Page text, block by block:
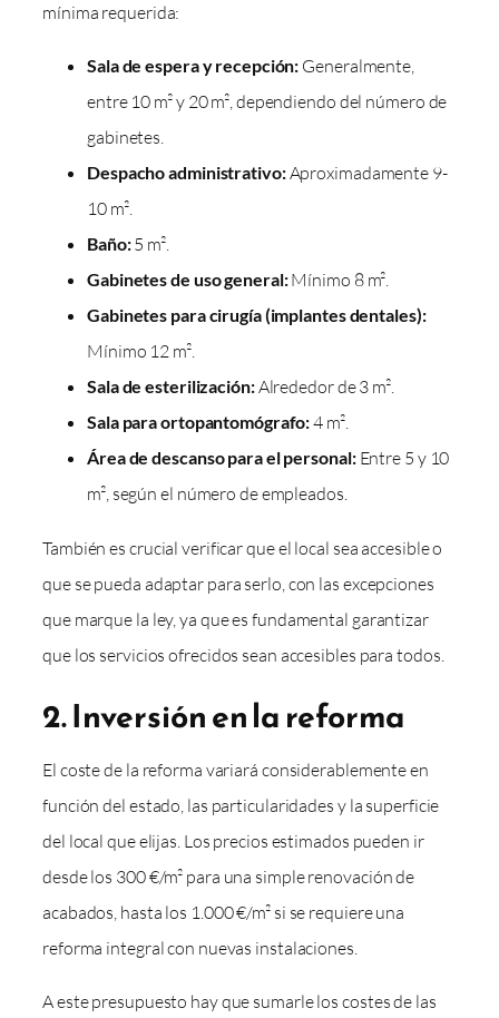
mínima requerida:
Sala de espera y recepción: Generalmente,
entre 10 m² y 20 m², dependiendo del número de
gabinetes.
Despacho administrativo:Aproximadamente 9-
10 m².
Baño:5 m².
Gabinetes de uso general:Mínimo 8 m².
Gabinetes para cirugía (implantes dentales):
Mínimo 12 m².
Sala de esterilización:Alrededor de 3 m².
Sala para ortopantomógrafo:4 m².
Área de descanso para el personal:Entre 5 y 10
m², según el número de empleados.
También es crucial verificar que el local sea accesible o
que se pueda adaptar para serlo, con las excepciones
que marque la ley, ya que es fundamental garantizar
que los servicios ofrecidos sean accesibles para todos.
2. Inversión en la reforma
El coste de la reforma variará considerablemente en
función del estado, las particularidades y la superficie
del local que elijas. Los precios estimados pueden ir
desde los 300 €/m² para una simple renovación de
acabados, hasta los 1.000 €/m² si se requiere una
reforma integral con nuevas instalaciones.
A este presupuesto hay que sumarle los costes de las